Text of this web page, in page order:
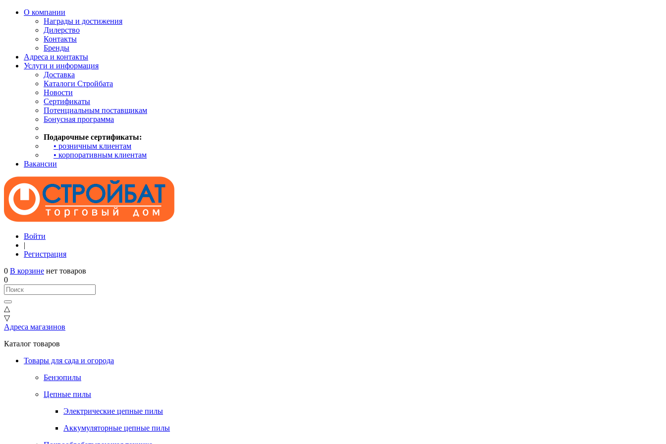
О компании
Награды и достижения
Дилерство
Контакты
Бренды
Адреса и контакты
Услуги и информация
Доставка
Каталоги Стройбата
Новости
Сертификаты
Потенциальным поставщикам
Бонусная программа
Подарочные сертификаты:
• розничным клиентам
• корпоративным клиентам
Вакансии
Войти
|
Регистрация
0 В корзине нет товаров
0
△
▽
Адреса магазинов
Каталог товаров
Товары для сада и огорода
Бензопилы
Цепные пилы
Электрические цепные пилы
Аккумуляторные цепные пилы